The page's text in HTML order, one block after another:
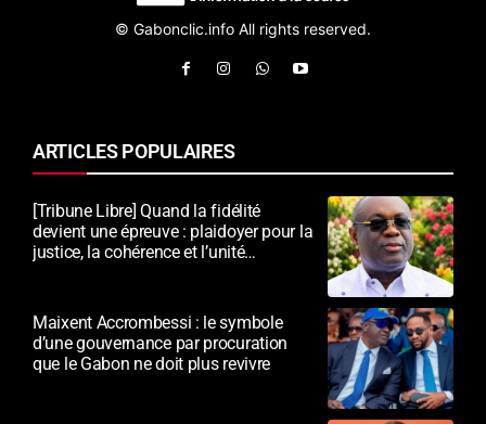
© Gabonclic.info All rights reserved.
ARTICLES POPULAIRES
[Tribune Libre] Quand la fidélité
devient une épreuve : plaidoyer pour la
justice, la cohérence et l’unité
Maixent Accrombessi : le symbole
d’une gouvernance par procuration
que le Gabon ne doit plus revivre